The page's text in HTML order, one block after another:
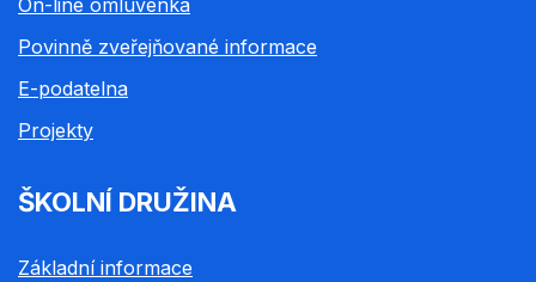
On-line omluvenka
Povinně zveřejňované informace
E-podatelna
Projekty
ŠKOLNÍ DRUŽINA
Základní informace